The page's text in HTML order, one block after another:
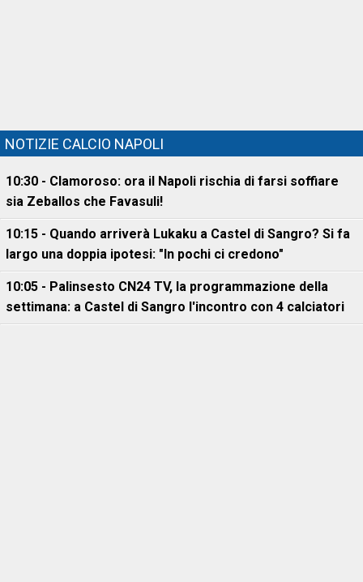
NOTIZIE CALCIO NAPOLI
10:30 - Clamoroso: ora il Napoli rischia di farsi soffiare
sia Zeballos che Favasuli!
10:15 - Quando arriverà Lukaku a Castel di Sangro? Si fa
largo una doppia ipotesi: "In pochi ci credono"
10:05 - Palinsesto CN24 TV, la programmazione della
settimana: a Castel di Sangro l'incontro con 4 calciatori